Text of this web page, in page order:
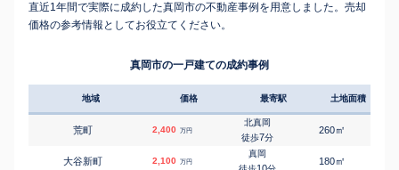
直近1年間で実際に成約した真岡市の不動産事例を用意しました。売却
価格の参考情報としてお役立てください。
真岡市の一戸建ての成約事例
地域 価格 最寄駅 土地面積
荒町 2,400 万円
北真岡
徒歩7分
260㎡
大谷新町 2,100 万円
真岡
180㎡